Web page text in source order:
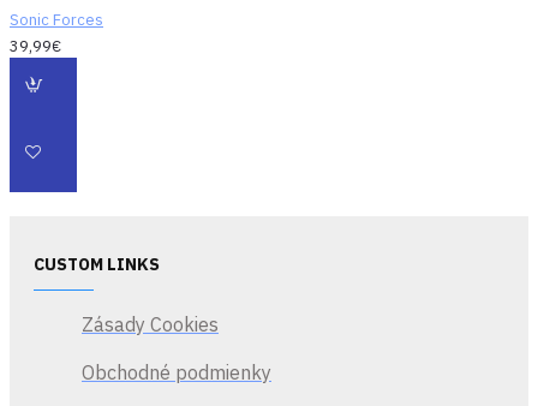
Sonic Forces
39,99€
CUSTOM LINKS
Zásady Cookies
Obchodné podmienky